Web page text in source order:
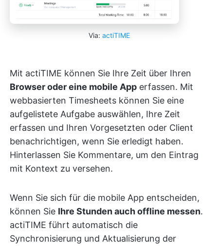
Via: actiTIME
Mit actiTIME können Sie Ihre Zeit über Ihren
Browser oder eine mobile App erfassen. Mit
webbasierten Timesheets können Sie eine
aufgelistete Aufgabe auswählen, Ihre Zeit
erfassen und Ihren Vorgesetzten oder Client
benachrichtigen, wenn Sie erledigt haben.
Hinterlassen Sie Kommentare, um den Eintrag
mit Kontext zu versehen.
Wenn Sie sich für die mobile App entscheiden,
können Sie Ihre Stunden auch offline messen.
actiTIME führt automatisch die
Synchronisierung und Aktualisierung der